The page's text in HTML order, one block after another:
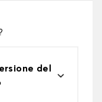
del